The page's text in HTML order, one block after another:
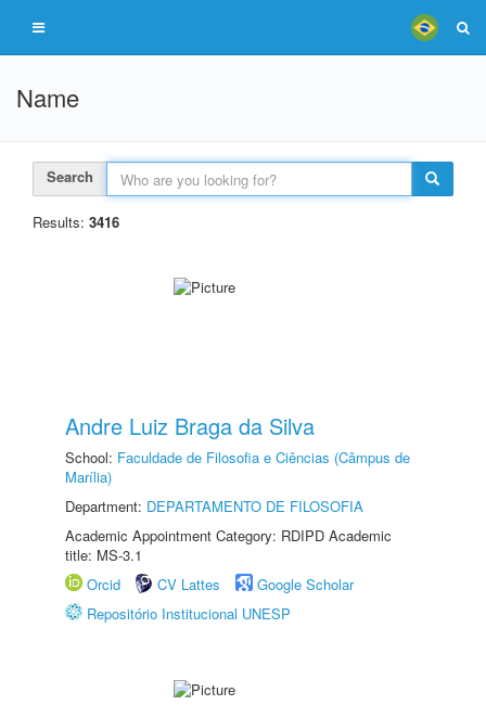
Name
Search
Results: 3416
Andre Luiz Braga da Silva
School: Faculdade de Filosofia e Ciências (Câmpus de
Marília)
Department: DEPARTAMENTO DE FILOSOFIA
Academic Appointment Category: RDIPD Academic
title: MS-3.1
Orcid
CV Lattes
Google Scholar
Repositório Institucional UNESP